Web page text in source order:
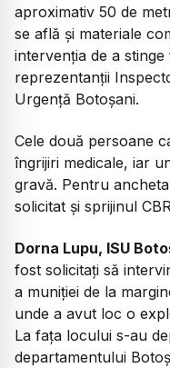
aproximativ 50 de
se află și materiale
intervenția de a
reprezentanții
Urgență Botoșani.
Cele două persoane
îngrijiri medicale, iar
gravă. Pentru
solicitat și sprijinul
Dorna Lupu, ISU
fost solicitați să
a muniției de la
unde a avut loc o
La fața locului s-au
departamentului